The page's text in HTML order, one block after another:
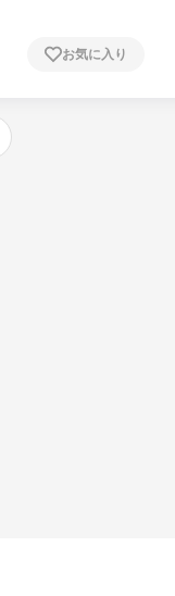
お気に入り